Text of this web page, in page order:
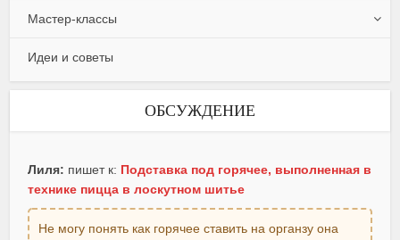
Мастер-классы
Идеи и советы
ОБСУЖДЕНИЕ
Лиля: пишет к: Подставка под горячее, выполненная в
технике пицца в лоскутном шитье
Не могу понять как горячее ставить на органзу она